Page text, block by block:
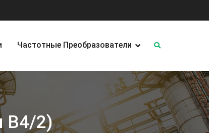
Частотные Преобразователи
В4/2)